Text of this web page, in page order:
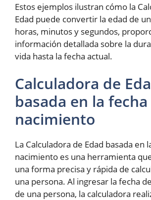
Estos ejemplos ilustran cómo la
Edad puede convertir la edad de
horas, minutos y segundos,
información detallada sobre la
vida hasta la fecha actual.
Calculadora de
basada en la
nacimiento
La Calculadora de Edad basada en
nacimiento es una herramienta
una forma precisa y rápida de
una persona. Al ingresar la fecha
de una persona, la calculadora